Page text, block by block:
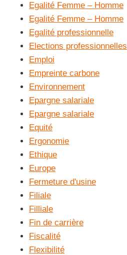
Egalité Femme – Homme
Egalité Femme – Homme
Egalité professionnelle
Elections professionnelles
Emploi
Empreinte carbone
Environnement
Epargne salariale
Epargne salariale
Equité
Ergonomie
Ethique
Europe
Fermeture d'usine
Filiale
Filliale
Fin de carrière
Fiscalité
Flexibilité